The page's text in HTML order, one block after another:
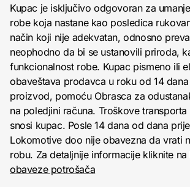
Kupac je isključivo odgovoran za
robe koja nastane kao posledica
način koji nije adekvatan, odnosno
neophodno da bi se ustanovili priroda,
funkcionalnost robe. Kupac pismeno ili
obaveštava prodavca u roku od 14
proizvod, pomoću Obrasca za
na poledjini računa. Troškove
snosi kupac. Posle 14 dana od dana
Lokomotive doo nije obavezna da vrati
robu. Za detaljnije informacije kliknite na
obaveze potrošača